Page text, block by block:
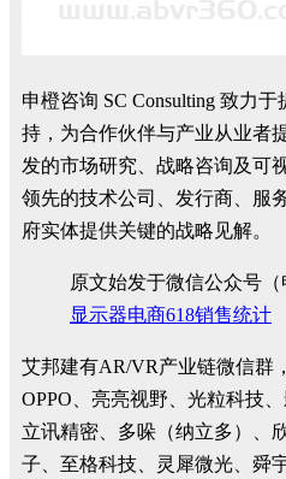
申橙咨询 SC Consulting 致力
持，为合作伙伴与产业从业者
发的市场研究、战略咨询及可
领先的技术公司、发行商、服
府实体提供关键的战略见解。
原文始发于微信公众号（
显示器电商618销售统计
艾邦建有AR/VR产业链微信群
OPPO、亮亮视野、光粒科技
立讯精密、多哚（纳立多）、
子、至格科技、灵犀微光、舜